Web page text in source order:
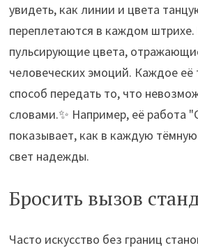
увидеть, как линии и цвета
переплетаются в каждом штрихе.
пульсирующие цвета,
человеческих эмоций. Каждое её
способ передать то, что
словами.✨ Например, её работа
показывает, как в каждую
свет надежды.
Бросить вызов
Часто искусство без границ